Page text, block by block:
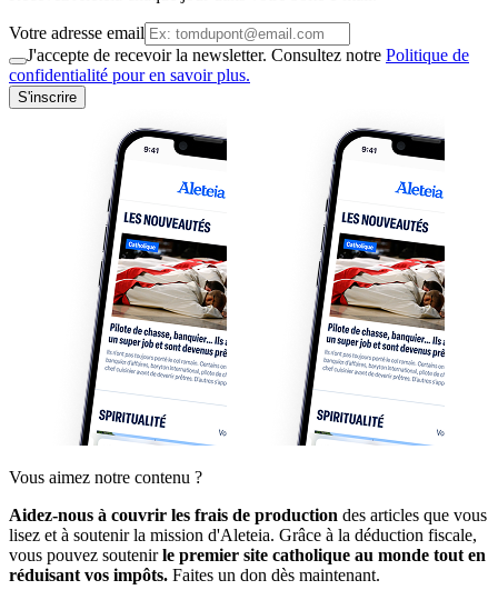
Votre adresse email
J'accepte de recevoir la newsletter. Consultez notre Politique de
confidentialité pour en savoir plus.
S'inscrire
Vous aimez notre contenu ?
Aidez-nous à couvrir les frais de production des articles que vous
lisez et à soutenir la mission d'Aleteia. Grâce à la déduction fiscale,
vous pouvez soutenirle premier site catholique au monde tout en
réduisant vos impôts. Faites un don dès maintenant.